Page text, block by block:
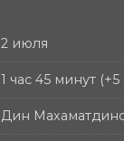
2 июля
1 час 45 минут
Дин